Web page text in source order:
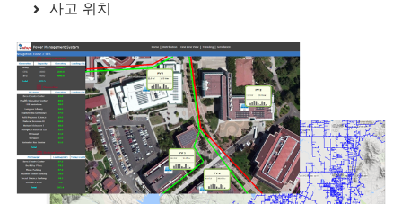
사고 위치